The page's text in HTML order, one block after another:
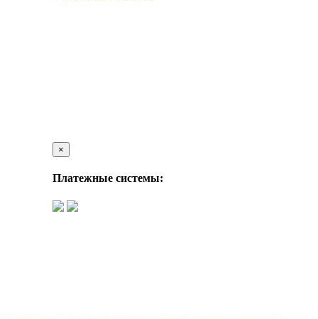
×
Платежные системы: